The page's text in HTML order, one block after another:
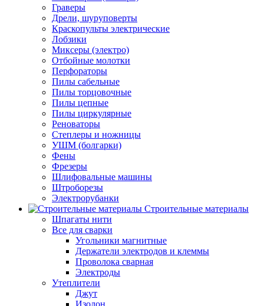
Граверы
Дрели, шуруповерты
Краскопульты электрические
Лобзики
Миксеры (электро)
Отбойные молотки
Перфораторы
Пилы сабельные
Пилы торцовочные
Пилы цепные
Пилы циркулярные
Реноваторы
Степлеры и ножницы
УШМ (болгарки)
Фены
Фрезеры
Шлифовальные машины
Штроборезы
Электрорубанки
Строительные материалы
Шпагаты нити
Все для сварки
Угольники магнитные
Держатели электродов и клеммы
Проволока сварная
Электроды
Утеплители
Джут
Изолон